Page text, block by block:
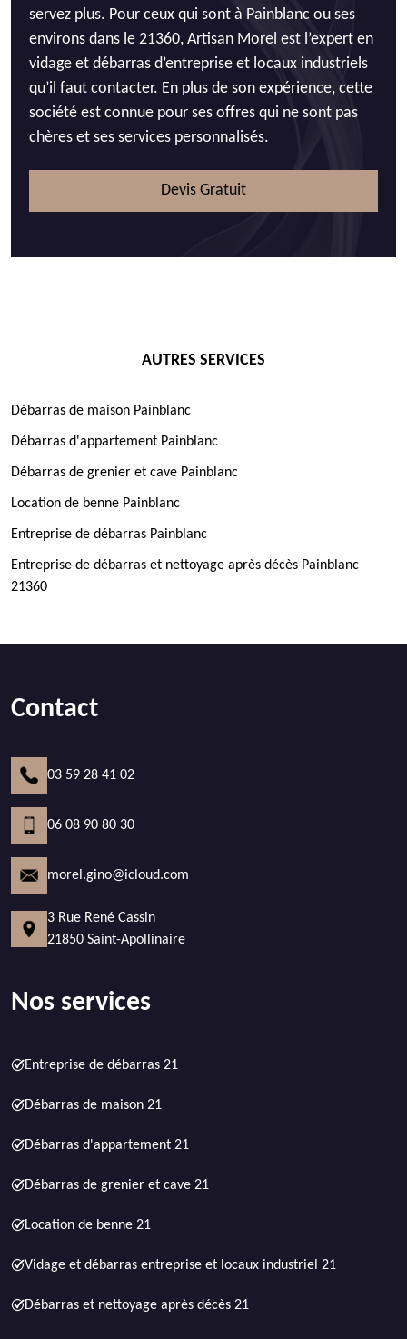
servez plus. Pour ceux qui sont à Painblanc ou ses
environs dans le 21360, Artisan Morel est l’expert en
vidage et débarras d’entreprise et locaux industriels
qu’il faut contacter. En plus de son expérience, cette
société est connue pour ses offres qui ne sont pas
chères et ses services personnalisés.
Devis Gratuit
AUTRES SERVICES
Débarras de maison Painblanc
Débarras d'appartement Painblanc
Débarras de grenier et cave Painblanc
Location de benne Painblanc
Entreprise de débarras Painblanc
Entreprise de débarras et nettoyage après décès Painblanc
21360
Contact
03 59 28 41 02
06 08 90 80 30
morel.gino@icloud.com
3 Rue René Cassin
21850 Saint-Apollinaire
Nos services
Entreprise de débarras 21
Débarras de maison 21
Débarras d'appartement 21
Débarras de grenier et cave 21
Location de benne 21
Vidage et débarras entreprise et locaux industriel 21
Débarras et nettoyage après décès 21